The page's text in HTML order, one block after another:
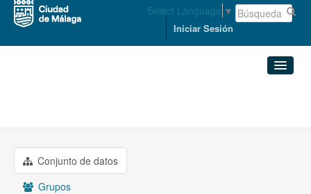
Select Language ▼
Iniciar Sesión
Grupos
Conjunto de datos
Grupos